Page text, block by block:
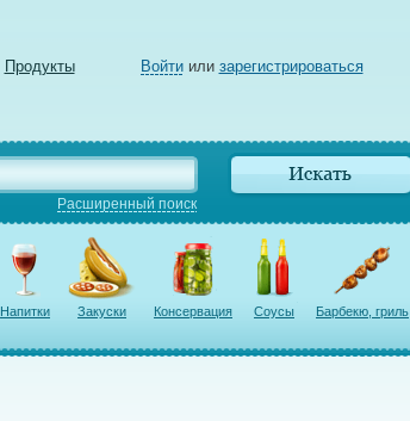
Продукты Войтиили зарегистрироваться
Расширенный поиск
Напитки Закуски Консервация Соусы Барбекю, гриль